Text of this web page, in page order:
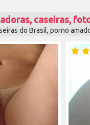
caseiras,
do Brasil, porno